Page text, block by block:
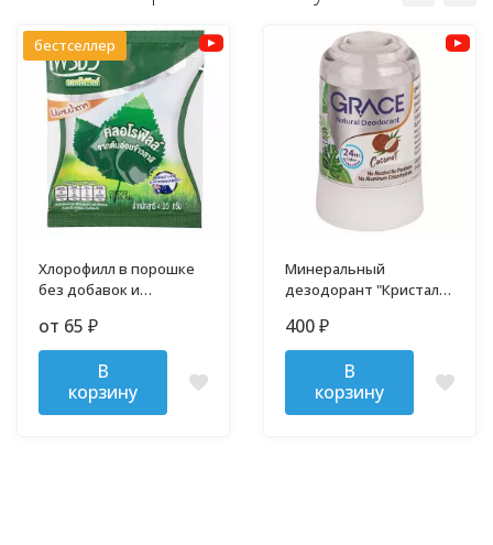
бестселлер
Хлорофилл в порошке
без добавок и
от 65 ₽
В
корзину
Минеральный
дезодорант "Кристалл"
400 ₽
В
корзину